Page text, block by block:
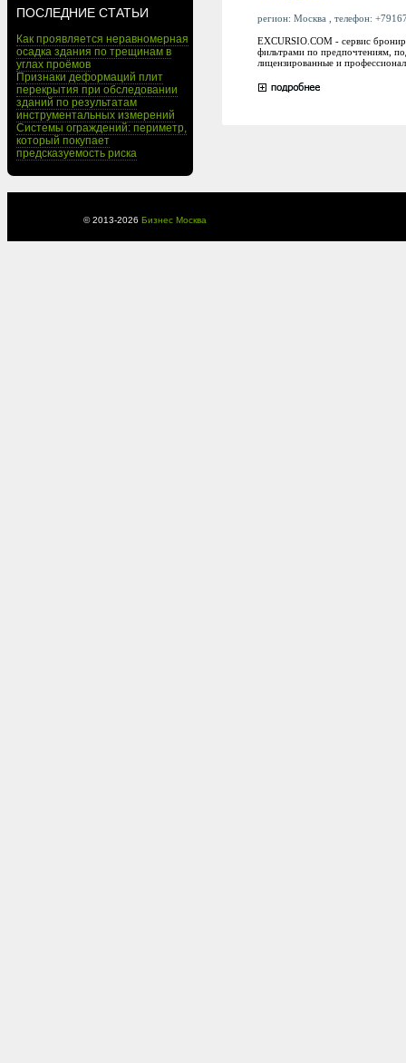
ПОСЛЕДНИЕ СТАТЬИ
Как проявляется неравномерная
осадка здания по трещинам в
углах проёмов
Признаки деформаций плит
перекрытия при обследовании
зданий по результатам
инструментальных измерений
Системы ограждений: периметр,
который покупает
предсказуемость риска
регион: Москва , телефон:
EXCURSIO.COM - сервис
фильтрами по предпочтениям,
лицензированные и
© 2013-2026 Бизнес Москва